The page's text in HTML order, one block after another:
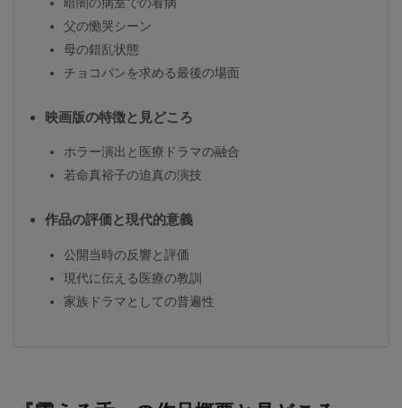
暗闇の病室での看病
父の慟哭シーン
母の錯乱状態
チョコパンを求める最後の場面
映画版の特徴と見どころ
ホラー演出と医療ドラマの融合
若命真裕子の迫真の演技
作品の評価と現代的意義
公開当時の反響と評価
現代に伝える医療の教訓
家族ドラマとしての普遍性